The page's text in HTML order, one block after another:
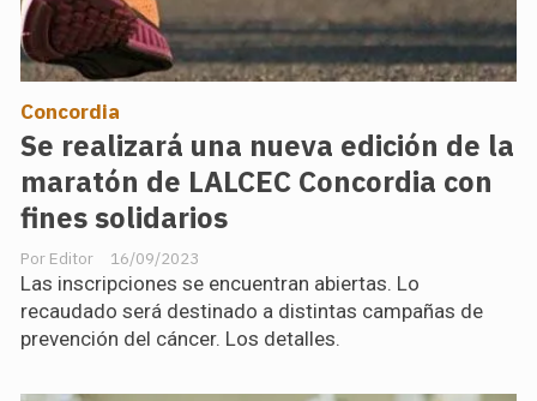
Se realizará una nueva edición de la
maratón de LALCEC Concordia con
fines solidarios
Editor
Concordia
16/09/2023
Las inscripciones se encuentran abiertas. Lo
recaudado será destinado a distintas campañas de
prevención del cáncer. Los detalles.